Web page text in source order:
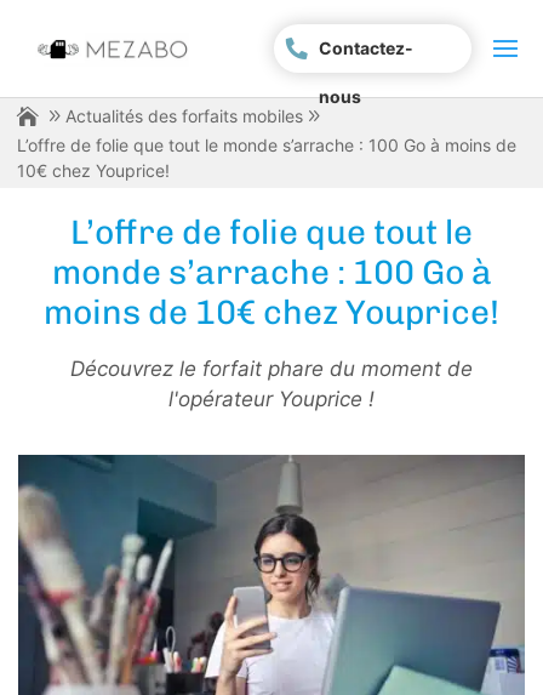
Contactez-
nous
Actualités des forfaits mobiles
L’offre de folie que tout le monde s’arrache : 100 Go à moins de
10€ chez Youprice!
L’offre de folie que tout le
monde s’arrache : 100 Go à
moins de 10€ chez Youprice!
Découvrez le forfait phare du moment de
l'opérateur Youprice !